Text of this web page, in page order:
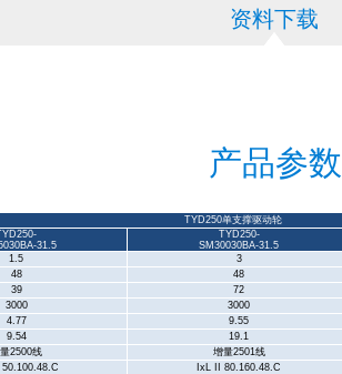
资料下载
产品参数
TYD250单支撑驱动轮
31.5
TYD250-
SM30030BA-31.5
1.5
3
48
48
39
72
3000
3000
4.77
9.55
9.54
19.1
2500线 增量2501线
50.100.48.C IxL II 80.160.48.C
资料下载